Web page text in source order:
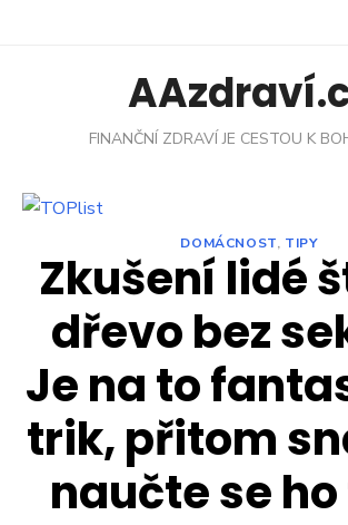
FINANČNÍ ZDRAVÍ JE CESTOU K
DOMÁCNOST, TIPY
Zkušení lidé
dřevo bez
Je na to
trik, přitom
naučte se